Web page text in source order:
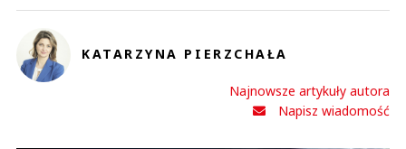
KATARZYNA PIERZCHAŁA
Najnowsze artykuły autora
Napisz wiadomość